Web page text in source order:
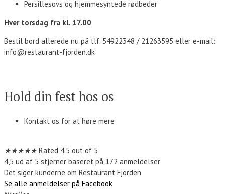
Persillesovs og hjemmesyntede rødbeder
Hver torsdag fra kl. 17.00
Bestil bord allerede nu på tlf. 54922348 / 21263595 eller e-mail:
info@restaurant-fjorden.dk
Hold din fest hos os
Kontakt os for at høre mere
★★★★★ Rated 4.5 out of 5
4,5 ud af 5 stjerner baseret på 172 anmeldelser
Det siger kunderne om Restaurant Fjorden
Se alle anmeldelser på Facebook